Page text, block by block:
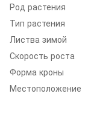
Род растения
Тип растения
Листва зимой
Скорость роста
Форма кроны
Местоположение